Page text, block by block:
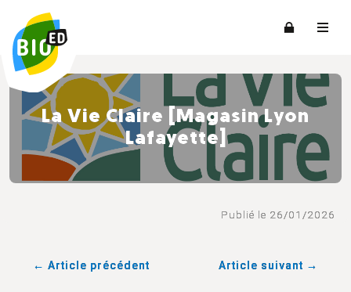
La Vie Claire [Magasin Lyon
Lafayette]
Publié le 26/01/2026
← Article précédent Article suivant →